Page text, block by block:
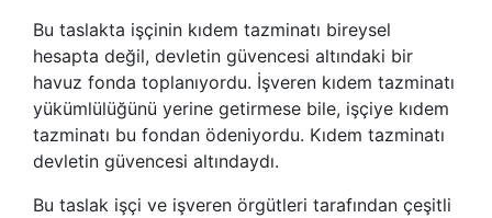
Bu taslakta işçinin kıdem tazminatı bireysel
hesapta değil, devletin güvencesi altındaki bir
havuz fonda toplanıyordu. İşveren kıdem tazminatı
yükümlülüğünü yerine getirmese bile, işçiye kıdem
tazminatı bu fondan ödeniyordu. Kıdem tazminatı
devletin güvencesi altındaydı.
Bu taslak işçi ve işveren örgütleri tarafından çeşitli